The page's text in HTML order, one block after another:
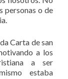
personas o de
Carta de san
a los
a ser
estaba